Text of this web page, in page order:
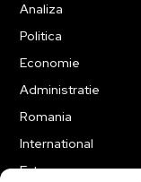
Analiza
Politica
Economie
Administratie
Romania
International
Externe